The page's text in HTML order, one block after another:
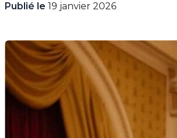
Publié le 19 janvier 2026